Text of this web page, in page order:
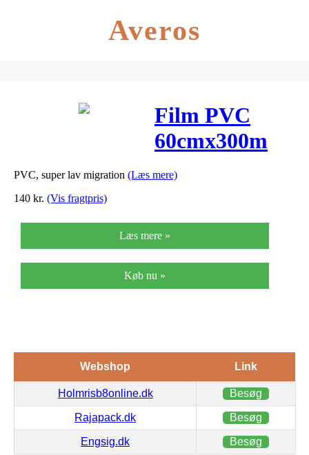
Averos
Film PVC
60cmx300m
PVC, super lav migration (Læs mere)
140 kr. (Vis fragtpris)
Læs mere »
Køb nu »
Webshop Link
Holmrisb8online.dk Besøg
Rajapack.dk Besøg
Engsig.dk Besøg